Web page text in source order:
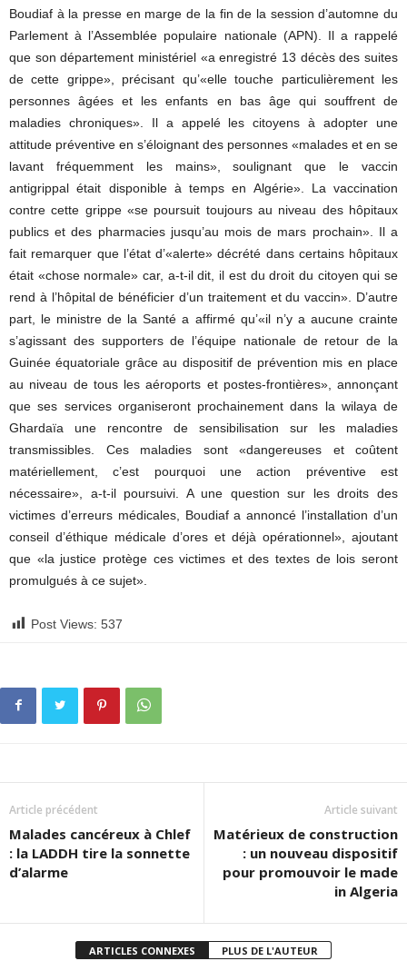
Boudiaf à la presse en marge de la fin de la session d’automne du
Parlement à l’Assemblée populaire nationale (APN). Il a rappelé
que son département ministériel «a enregistré 13 décès des suites
de cette grippe», précisant qu’«elle touche particulièrement les
personnes âgées et les enfants en bas âge qui souffrent de
maladies chroniques». Il a appelé les citoyens à adopter une
attitude préventive en s’éloignant des personnes «malades et en se
lavant fréquemment les mains», soulignant que le vaccin
antigrippal était disponible à temps en Algérie». La vaccination
contre cette grippe «se poursuit toujours au niveau des hôpitaux
publics et des pharmacies jusqu’au mois de mars prochain». Il a
fait remarquer que l’état d’«alerte» décrété dans certains hôpitaux
était «chose normale» car, a-t-il dit, il est du droit du citoyen qui se
rend à l’hôpital de bénéficier d’un traitement et du vaccin». D’autre
part, le ministre de la Santé a affirmé qu’«il n’y a aucune crainte
s’agissant des supporters de l’équipe nationale de retour de la
Guinée équatoriale grâce au dispositif de prévention mis en place
au niveau de tous les aéroports et postes-frontières», annonçant
que ses services organiseront prochainement dans la wilaya de
Ghardaïa une rencontre de sensibilisation sur les maladies
transmissibles. Ces maladies sont «dangereuses et coûtent
matériellement, c’est pourquoi une action préventive est
nécessaire», a-t-il poursuivi. A une question sur les droits des
victimes d’erreurs médicales, Boudiaf a annoncé l’installation d’un
conseil d’éthique médicale d’ores et déjà opérationnel», ajoutant
que «la justice protège ces victimes et des textes de lois seront
promulgués à ce sujet».
Post Views: 537
Article précédent
Malades cancéreux à Chlef
: la LADDH tire la sonnette
d’alarme
Article suivant
Matérieux de construction
: un nouveau dispositif
pour promouvoir le made
in Algeria
ARTICLES CONNEXES PLUS DE L'AUTEUR